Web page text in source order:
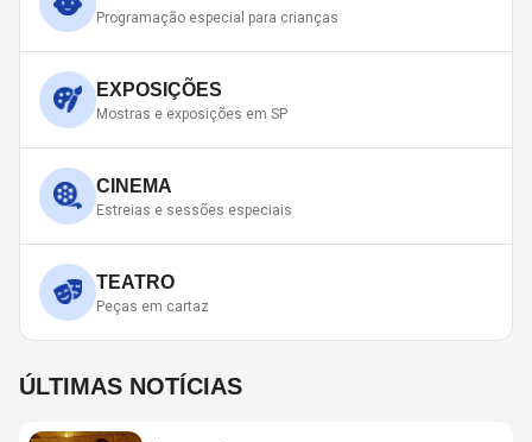
Programação especial para crianças
EXPOSIÇÕES
Mostras e exposições em SP
CINEMA
Estreias e sessões especiais
TEATRO
Peças em cartaz
ÚLTIMAS NOTÍCIAS